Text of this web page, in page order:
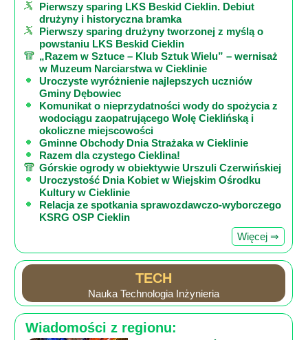
Pierwszy sparing LKS Beskid Cieklin. Debiut
drużyny i historyczna bramka
Pierwszy sparing drużyny tworzonej z myślą o
powstaniu LKS Beskid Cieklin
„Razem w Sztuce – Klub Sztuk Wielu” – wernisaż
w Muzeum Narciarstwa w Cieklinie
Uroczyste wyróżnienie najlepszych uczniów
Gminy Dębowiec
Komunikat o nieprzydatności wody do spożycia z
wodociągu zaopatrującego Wolę Cieklińską i
okoliczne miejscowości
Gminne Obchody Dnia Strażaka w Cieklinie
Razem dla czystego Cieklina!
Górskie ogrody w obiektywie Urszuli Czerwińskiej
Uroczystość Dnia Kobiet w Wiejskim Ośrodku
Kultury w Cieklinie
Relacja ze spotkania sprawozdawczo-wyborczego
KSRG OSP Cieklin
Więcej ⇒
TECH
Nauka Technologia Inżynieria
Wiadomości z regionu: